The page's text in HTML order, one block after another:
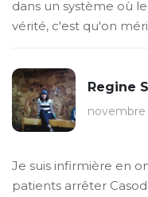
dans un système où
vérité, c'est qu'on
Regine
novembre
Je suis infirmière en
patients arrêter